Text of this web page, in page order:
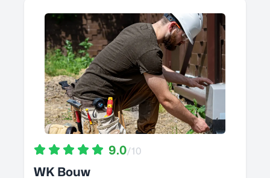
9.0/10
WK Bouw